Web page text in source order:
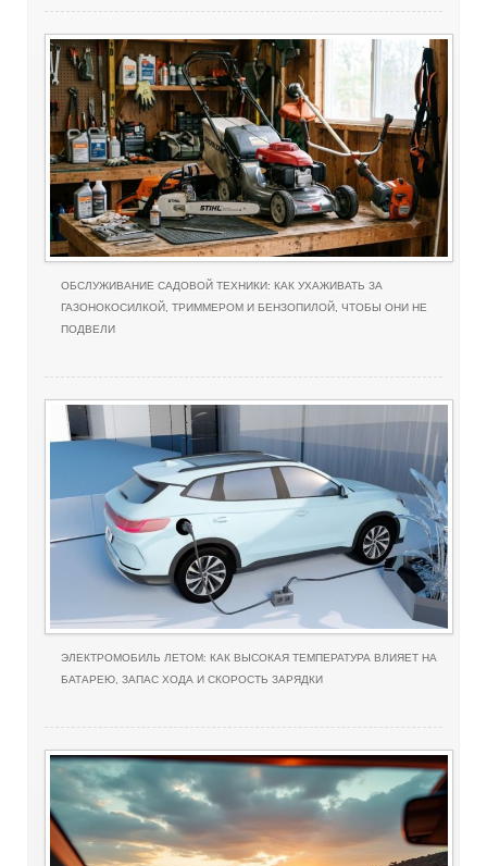
ОБСЛУЖИВАНИЕ САДОВОЙ ТЕХНИКИ: КАК УХАЖИВАТЬ ЗА
ГАЗОНОКОСИЛКОЙ, ТРИММЕРОМ И БЕНЗОПИЛОЙ, ЧТОБЫ ОНИ НЕ
ПОДВЕЛИ
ЭЛЕКТРОМОБИЛЬ ЛЕТОМ: КАК ВЫСОКАЯ ТЕМПЕРАТУРА ВЛИЯЕТ НА
БАТАРЕЮ, ЗАПАС ХОДА И СКОРОСТЬ ЗАРЯДКИ